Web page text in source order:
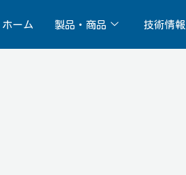
ホーム 製品・商品 技術情報